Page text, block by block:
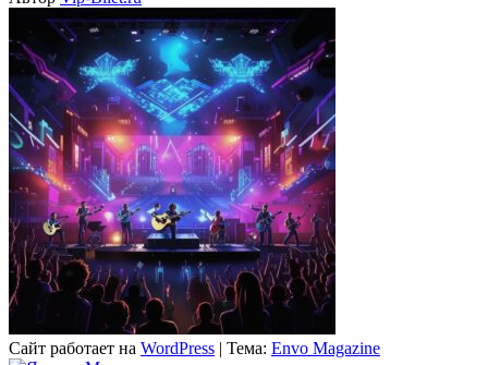
Сайт работает на WordPress Тема: Envo Magazine